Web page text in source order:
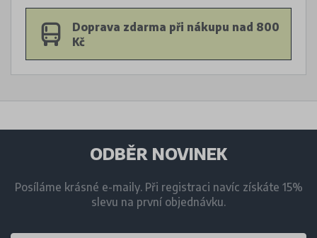
Doprava zdarma při nákupu nad 800
Kč
ODBĚR NOVINEK
Posíláme krásné e-maily. Při registraci navíc získáte 15%
slevu na první objednávku.